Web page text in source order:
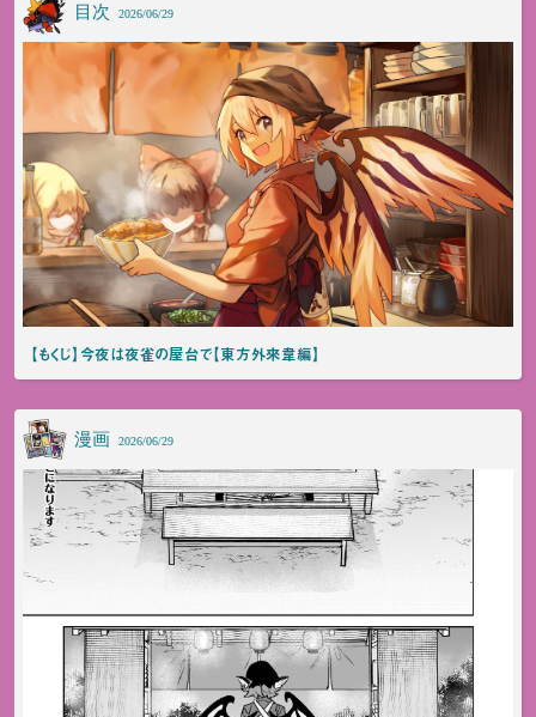
目次 2026/06/29
【もくじ】今夜は夜雀の屋台で【東方外來韋編】
漫画 2026/06/29